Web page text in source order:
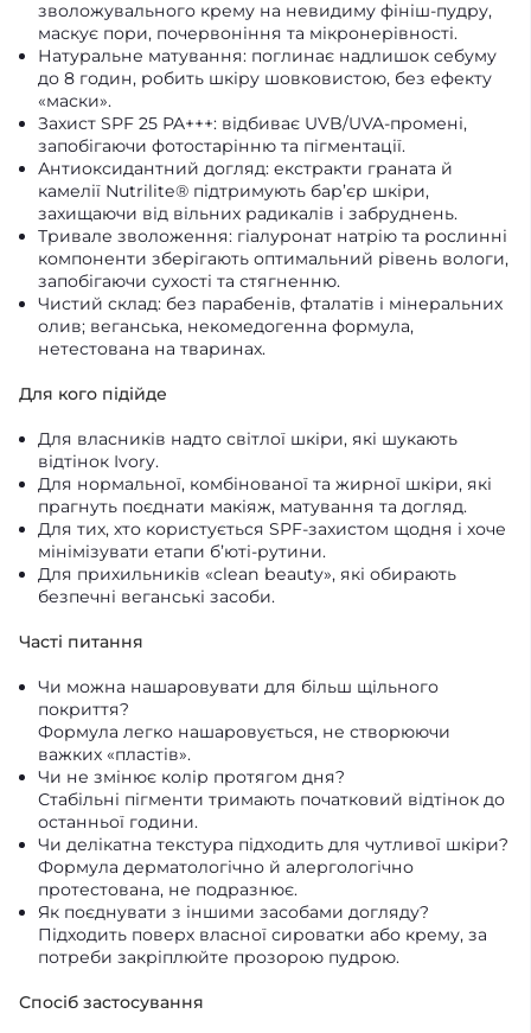
зволожувального крему на невидиму фініш-пудру,
маскує пори, почервоніння та мікронерівності.
Натуральне матування: поглинає надлишок себуму
до 8 годин, робить шкіру шовковистою, без ефекту
«маски».
Захист SPF 25 PA+++: відбиває UVB/UVA-промені,
запобігаючи фотостарінню та пігментації.
Антиоксидантний догляд: екстракти граната й
камелії Nutrilite® підтримують бар’єр шкіри,
захищаючи від вільних радикалів і забруднень.
Тривале зволоження: гіалуронат натрію та рослинні
компоненти зберігають оптимальний рівень вологи,
запобігаючи сухості та стягненню.
Чистий склад: без парабенів, фталатів і мінеральних
олив; веганська, некомедогенна формула,
нетестована на тваринах.
Для кого підійде
Для власників надто світлої шкіри, які шукають
відтінок Ivory.
Для нормальної, комбінованої та жирної шкіри, які
прагнуть поєднати макіяж, матування та догляд.
Для тих, хто користується SPF-захистом щодня і хоче
мінімізувати етапи б’юті-рутини.
Для прихильників «clean beauty», які обирають
безпечні веганські засоби.
Часті питання
Чи можна нашаровувати для більш щільного
покриття?
Формула легко нашаровується, не створюючи
важких «пластів».
Чи не змінює колір протягом дня?
Стабільні пігменти тримають початковий відтінок до
останньої години.
Чи делікатна текстура підходить для чутливої шкіри?
Формула дерматологічно й алергологічно
протестована, не подразнює.
Як поєднувати з іншими засобами догляду?
Підходить поверх власної сироватки або крему, за
потреби закріплюйте прозорою пудрою.
Спосіб застосування